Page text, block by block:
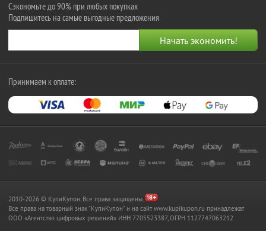
Сэкономьте до 90% при любых покупках
Подпишитесь на самые выгодные предложения
Принимаем к оплате:
2010-2026 © КупиКупон. Все права защищены.
Все права на товарный знак "КупиКупон" и на сайт www.kupikupon.ru принадлежат
OOO «Агентство цифровых решений» ИНН 7705523387, ОГРН 1127747063212